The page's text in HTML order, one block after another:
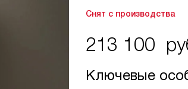
Снят с производства
213 100
Ключевые